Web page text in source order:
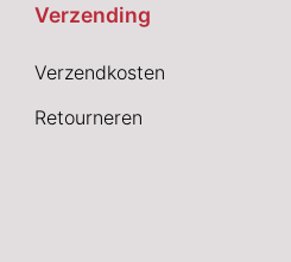
Verzending
Verzendkosten
Retourneren